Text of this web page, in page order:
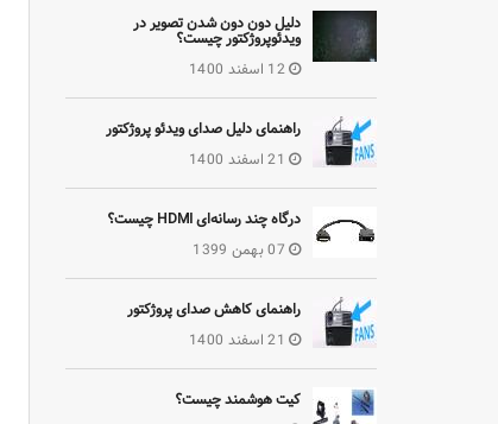
دلیل دون دون شدن تصویر در
ویدئوپروژکتور چیست؟
12 اسفند 1400
راهنمای دلیل صدای ویدئو پروژکتور
21 اسفند 1400
درگاه چند رسانه‌ای HDMI چیست؟
07 بهمن 1399
راهنمای کاهش صدای پروژکتور
21 اسفند 1400
کیت هوشمند چیست؟